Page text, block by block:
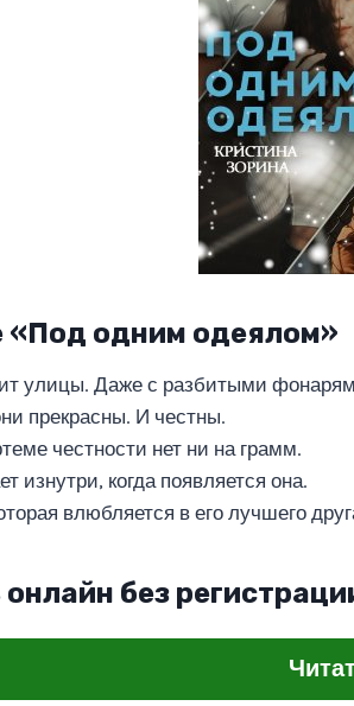
«Под одним одеялом»
улицы. Даже с разбитыми
прекрасны. И честны.
честности нет ни на грамм.
изнутри, когда появляется она.
влюбляется в его лучшего
без